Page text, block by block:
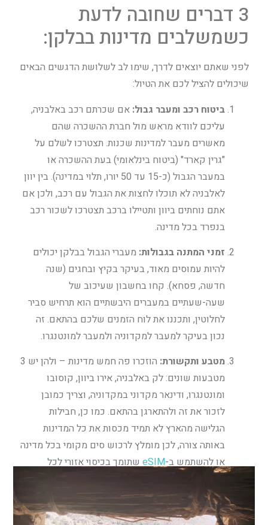
3 דברים שחובה לדעת
כשמשלבים מדינות בבלקן:
לפני שאתם יוצאים לדרך, שימו לב לשלושת הדגשים הבאים
שיכולים להציל לכם את הטיול:
ביטוח רכב ומעבר גבול: אם שכרתם רכב באלבניה,
עליכם לוודא מראש מול חברת ההשכרה שהם
מאשרים מעבר למדינות שכנות. תצטרכו לשלם על
"גרין קארד" (ביטוח בינלאומי) בעת ההשכרה או
במעבר הגבול (כ-15 עד 50 יורו, תלוי במדינה). בין יוון
לאלבניה לא תוכלו לחצות את הגבול עם רכב, ולכן אם
אתם נוחתים ביוון ותטיילו ברכב תצטרכו לשכור רכב
בנפרד בכל מדינה.
זמני המתנה בגבולות: מעברי הגבול בבלקן יכולים
להיות עמוסים מאוד, בעיקר בקיץ ובחגים (שנה
חדשה, פסחא). קחו בחשבון שעיכוב של
שעה-שעתיים במעברים היבשתיים הוא תרחיש סביר
לחלוטין, ותכננו את לוח הזמנים שלכם בהתאם. זה
נכון בעיקר למעבר למקדוניה ולמעבר למונטנגרו.
מטבע ותקשורת:
הוזכרו פה חמש מדינות – ולהן יש 3
מטבעות שונים: לק באלבניה, אירו ביוון, קוסובו
ומונטנגרו, ודינאר מקדוני במקדוניה, וצריך כמובן
לזכור את זה ולהתארגן בהתאם. כמו כן, חבילות
הגלישה מהארץ לא תמיד מכסות את כל המדינות
באותה צורה, לכן מומלץ לרכוש סים מקומי בכל מדינה
או להשתמש ב-eSIM שתומך בכיסוי אזורי לכל